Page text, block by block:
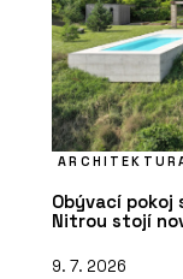
Obývací pokoj
Nitrou stojí
9. 7. 2026